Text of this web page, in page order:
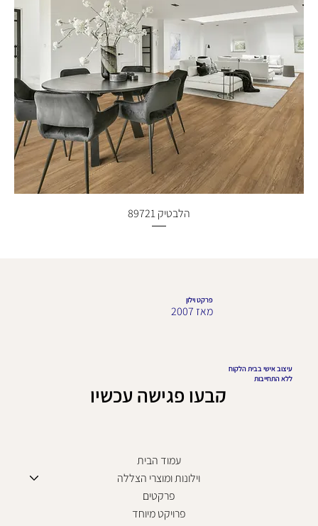
הלבטיק 89721
פרקט וילון
מאז 2007
עיצוב אישי בבית הלקוח
ללא התחייבות
קבעו פגישה עכשיו
עמוד הבית
וילונות ומוצרי הצללה
פרקטים
פרויקט מיוחד